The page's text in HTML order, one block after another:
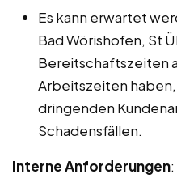
Es kann erwartet
Bad Wörishofen, St
Bereitschaftszeiten
Arbeitszeiten
dringenden
Schadensfällen.
Interne Anforderungen: